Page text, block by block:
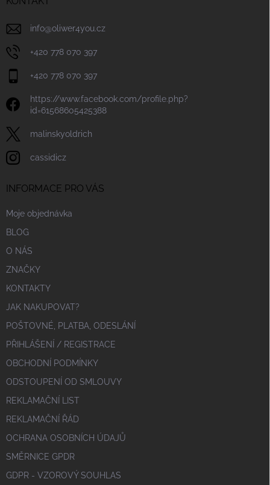
info@oliwer4you.cz
+420 778 070 397
+420 778 070 397
https://www.facebook.com/profile.php?
id=61568605425388
malinskyoldrich
cassidicz
INFORMACE PRO VÁS
Moje objednávka
BLOG
O NÁS
ZNAČKY
KONTAKTY
JAK NAKUPOVAT?
POŠTOVNÉ, PLATBA, ODESLÁNÍ
PŘIHLÁŠENÍ / REGISTRACE
OBCHODNÍ PODMÍNKY
ODSTOUPENÍ OD SMLOUVY
REKLAMAČNÍ LIST
REKLAMAČNÍ ŘÁD
OCHRANA OSOBNÍCH ÚDAJŮ
SMĚRNICE GPDR
GDPR - VZOROVÝ SOUHLAS